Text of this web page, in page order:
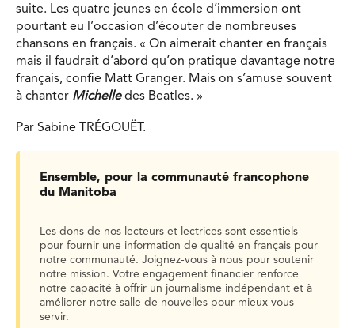
suite. Les quatre jeunes en école d’immersion ont
pourtant eu l’occasion d’écouter de nombreuses
chansons en français. « On aimerait chanter en français
mais il faudrait d’abord qu’on pratique davantage notre
français, confie Matt Granger. Mais on s’amuse souvent
à chanter Michelledes Beatles. »
Par Sabine TRÉGOUËT.
Ensemble, pour la communauté francophone
du Manitoba
Les dons de nos lecteurs et lectrices sont essentiels
pour fournir une information de qualité en français pour
notre communauté. Joignez-vous à nous pour soutenir
notre mission. Votre engagement financier renforce
notre capacité à offrir un journalisme indépendant et à
améliorer notre salle de nouvelles pour mieux vous
servir.